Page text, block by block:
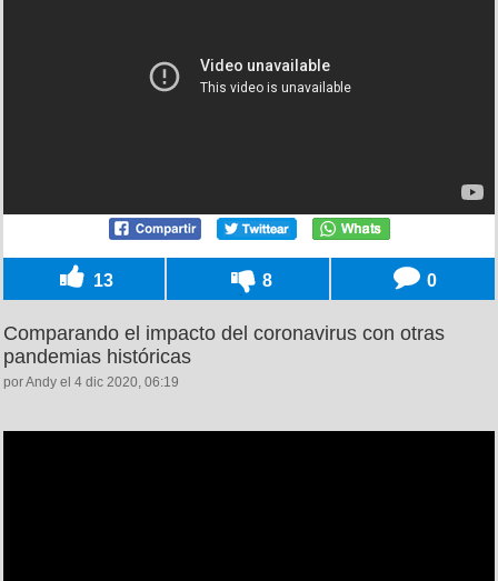
13 8 0
Comparando el impacto del coronavirus con otras
pandemias históricas
por Andy el 4 dic 2020, 06:19